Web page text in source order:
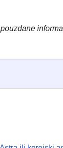
pouzdane